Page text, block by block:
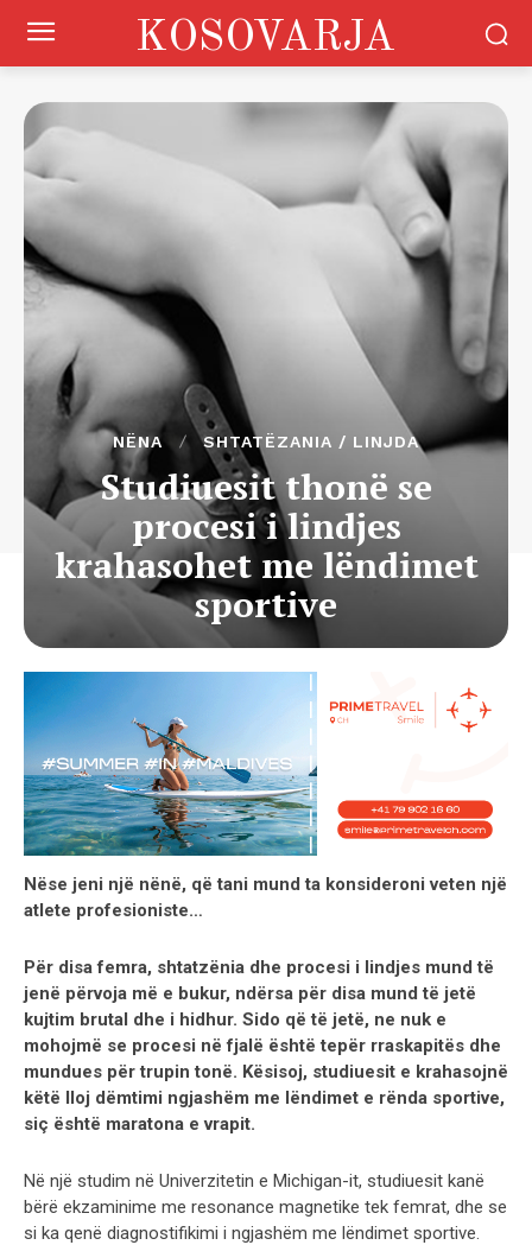
KOSOVARJA
NËNA SHTATËZANIA / LINJDA
Studiuesit thonë se
procesi i lindjes
krahasohet me lëndimet
sportive
Nëse jeni një nënë, që tani mund ta konsideroni veten një
atlete profesioniste…
Për disa femra, shtatzënia dhe procesi i lindjes mund të
jenë përvoja më e bukur, ndërsa për disa mund të jetë
kujtim brutal dhe i hidhur. Sido që të jetë, ne nuk e
mohojmë se procesi në fjalë është tepër rraskapitës dhe
mundues për trupin tonë. Kësisoj, studiuesit e krahasojnë
këtë lloj dëmtimi ngjashëm me lëndimet e rënda sportive,
siç është maratona e vrapit.
Në një studim në Univerzitetin e Michigan-it, studiuesit kanë
bërë ekzaminime me resonance magnetike tek femrat, dhe se
si ka qenë diagnostifikimi i ngjashëm me lëndimet sportive.